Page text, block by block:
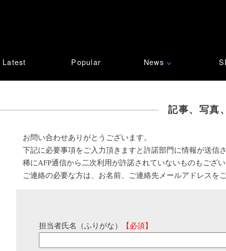
Latest Popular News ∨
記事、写真
お問い合わせありがとうございます。
下記に必要事項をご入力頂きますと許諾部門に情報が送信
稀にAFP通信から二次利用が許諾されていないものもござ
ご連絡の必要な方は、お名前、ご連絡先メールアドレスを
担当者氏名（ふりがな） 【必須】